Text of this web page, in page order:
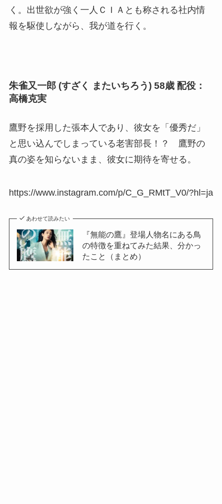
く。出世欲が強く一人ＣＩＡとも称される社内情
報を駆使しながら、我が道を行く。
朱雀又一郎 (すざく またいちろう) 58歳 配役：
高橋克実
鷹野を採用した張本人であり、彼女を「優秀だ」
と思い込んでしまっている老害部長！？ 鷹野の
真の姿を知らないまま、彼女に期待を寄せる。
https://www.instagram.com/p/C_G_RMtT_V0/?hl=ja
あわせて読みたい
『無能の鷹』登場人物名にある鳥
の特徴を重ねてみた結果、分かっ
たこと（まとめ）